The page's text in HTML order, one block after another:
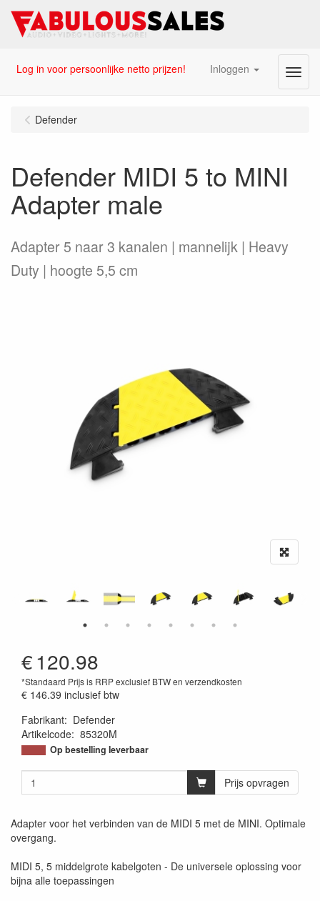
Log in voor persoonlijke netto prijzen! Inloggen Menu
Defender
Defender MIDI 5 to MINI
Adapter male
Adapter 5 naar 3 kanalen | mannelijk | Heavy
Duty | hoogte 5,5 cm
€120.98
*Standaard Prijs is RRP exclusief BTW en verzendkosten
€ 146.39 inclusief btw
Fabrikant: Defender
Artikelcode: 85320M
Op bestelling leverbaar
Prijs opvragen
Adapter voor het verbinden van de MIDI 5 met de MINI. Optimale
overgang.
MIDI 5, 5 middelgrote kabelgoten - De universele oplossing voor
bijna alle toepassingen